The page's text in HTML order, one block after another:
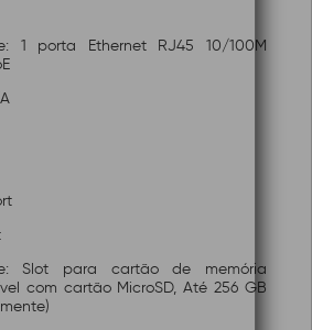
1 porta Ethernet RJ45 10/100M
Slot para cartão de memória
com cartão MicroSD, Até 256 GB